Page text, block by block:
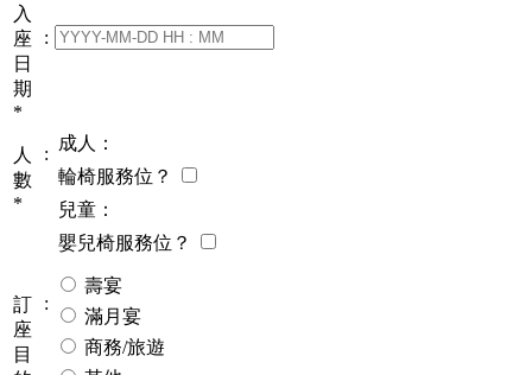
入
座
日
期
*
:
人
數
*
:
成人：
輪椅服務位？
兒童：
嬰兒椅服務位？
訂
座
目
:
壽宴
滿月宴
商務/旅遊